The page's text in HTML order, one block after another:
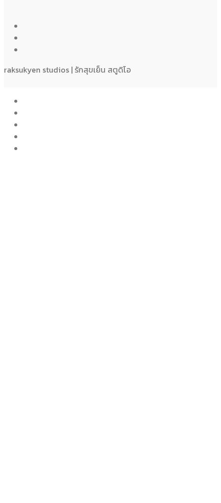
raksukyen studios | รักสุขเย็น สตูดิโอ